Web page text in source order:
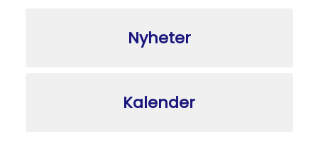
Nyheter
Kalender